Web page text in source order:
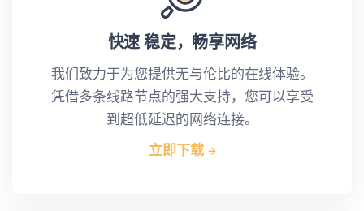
快速 稳定，畅享网络
我们致力于为您提供无与伦比的在线体验。
凭借多条线路节点的强大支持，您可以享受
到超低延迟的网络连接。
立即下载